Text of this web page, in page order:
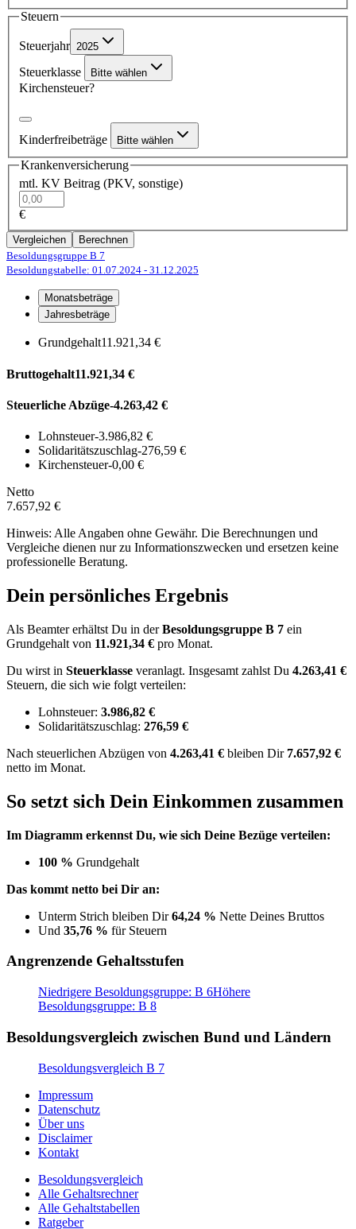
Steuern
Steuerjahr 2025
Steuerklasse Bitte wählen
Kirchensteuer?
Kinderfreibeträge Bitte wählen
Krankenversicherung
mtl. KV Beitrag (PKV, sonstige)
€
Vergleichen
Berechnen
Besoldungsgruppe B 7
Besoldungstabelle: 01.07.2024 - 31.12.2025
Monatsbeträge
Jahresbeträge
Grundgehalt11.921,34 €
Bruttogehalt11.921,34 €
Steuerliche Abzüge-4.263,42 €
Lohnsteuer-3.986,82 €
Solidaritätszuschlag-276,59 €
Kirchensteuer-0,00 €
Netto
7.657,92 €
Hinweis: Alle Angaben ohne Gewähr. Die Berechnungen und
Vergleiche dienen nur zu Informationszwecken und ersetzen keine
professionelle Beratung.
Dein persönliches Ergebnis
Als Beamter erhältst Du in derBesoldungsgruppe B 7 ein
Grundgehalt von 11.921,34 € pro Monat.
Du wirst in Steuerklasse veranlagt. Insgesamt zahlst Du 4.263,41 €
Steuern, die sich wie folgt verteilen:
Lohnsteuer: 3.986,82 €
Solidaritätszuschlag: 276,59 €
Nach steuerlichen Abzügen von 4.263,41 € bleiben Dir 7.657,92 €
netto im Monat.
So setzt sich Dein Einkommen zusammen
Im Diagramm erkennst Du, wie sich Deine Bezüge verteilen:
100 % Grundgehalt
Das kommt netto bei Dir an:
Unterm Strich bleiben Dir64,24 % Nette Deines Bruttos
Und 35,76 % für Steuern
Angrenzende Gehaltsstufen
Niedrigere Besoldungsgruppe: B 6Höhere
Besoldungsgruppe: B 8
Besoldungsvergleich zwischen Bund und Ländern
Besoldungsvergleich B 7
Impressum
Datenschutz
Über uns
Disclaimer
Kontakt
Besoldungsvergleich
Alle Gehaltsrechner
Alle Gehaltstabellen
Ratgeber